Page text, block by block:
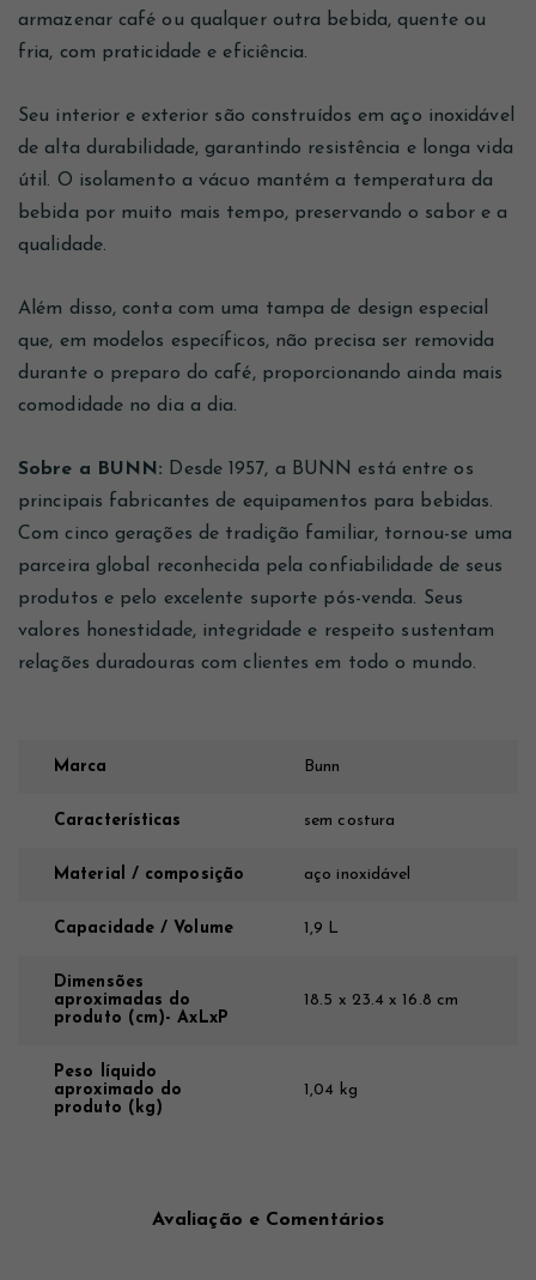
armazenar café ou qualquer outra bebida, quente ou
fria, com praticidade e eficiência.
Seu interior e exterior são construídos em aço inoxidável
de alta durabilidade, garantindo resistência e longa vida
útil. O isolamento a vácuo mantém a temperatura da
bebida por muito mais tempo, preservando o sabor e a
qualidade.
Além disso, conta com uma tampa de design especial
que, em modelos específicos, não precisa ser removida
durante o preparo do café, proporcionando ainda mais
comodidade no dia a dia.
Sobre a BUNN: Desde 1957, a BUNN está entre os
principais fabricantes de equipamentos para bebidas.
Com cinco gerações de tradição familiar, tornou-se uma
parceira global reconhecida pela confiabilidade de seus
produtos e pelo excelente suporte pós-venda. Seus
valores honestidade, integridade e respeito sustentam
relações duradouras com clientes em todo o mundo.
Marca Bunn
Características sem costura
Material / composição aço inoxidável
Capacidade / Volume 1,9 L
Dimensões
aproximadas do
produto (cm)- AxLxP
18.5 x 23.4 x 16.8 cm
Peso líquido
aproximado do
produto (kg)
1,04 kg
Avaliação e Comentários